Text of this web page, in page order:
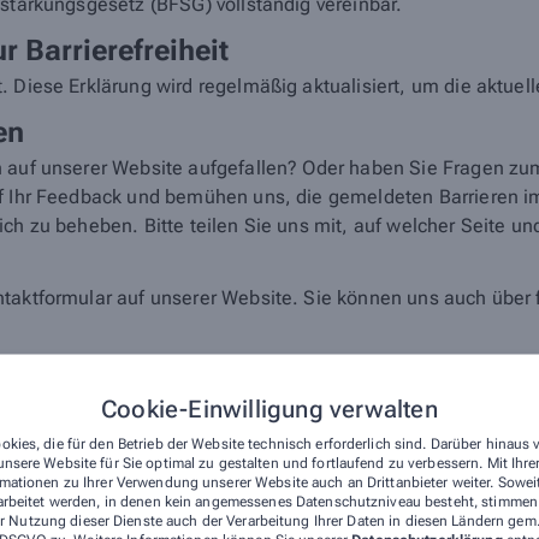
Cookie-Einwilligung verwalten
die für den Betrieb der Website technisch erforderlich sind. Darüber hinaus
Website für Sie optimal zu gestalten und fortlaufend zu verbessern. Mit
zu Ihrer Verwendung unserer Website auch an Drittanbieter weiter.
werden, in denen kein angemessenes Datenschutzniveau besteht,
Nutzung dieser Dienste auch der Verarbeitung Ihrer Daten in diesen Ländern
Barrierefreiheit
Diese Erklärung wird regelmäßig aktualisiert, um die
unserer Website aufgefallen? Oder haben Sie Fragen
Feedback und bemühen uns, die gemeldeten Barrieren
zu beheben. Bitte teilen Sie uns mit, auf welcher Seite
auf unserer Website. Sie können uns auch